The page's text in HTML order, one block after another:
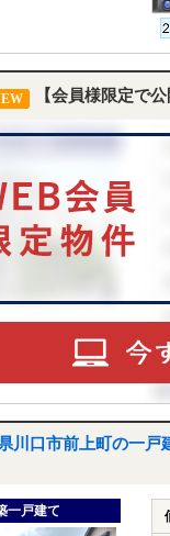
【会員様限定で公
川口市前上町の一戸
一戸建て